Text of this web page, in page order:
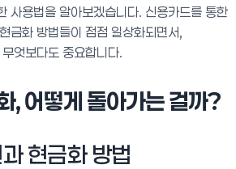
사용법을 알아보겠습니다. 신용카드를 통한
금화 방법들이 점점 일상화되면서,
엇보다도 중요합니다.
, 어떻게 돌아가는 걸까?
현금화 방법